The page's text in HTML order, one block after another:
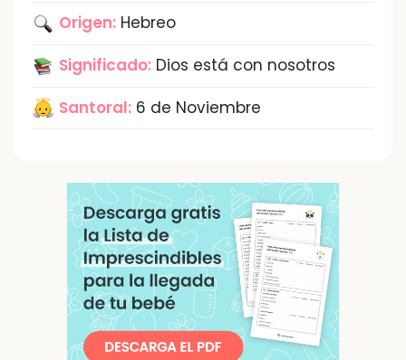
Origen: Hebreo
Significado: Dios está con nosotros
Santoral: 6 de Noviembre